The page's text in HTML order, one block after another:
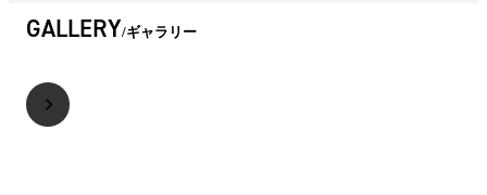
GALLERY ギャラリー